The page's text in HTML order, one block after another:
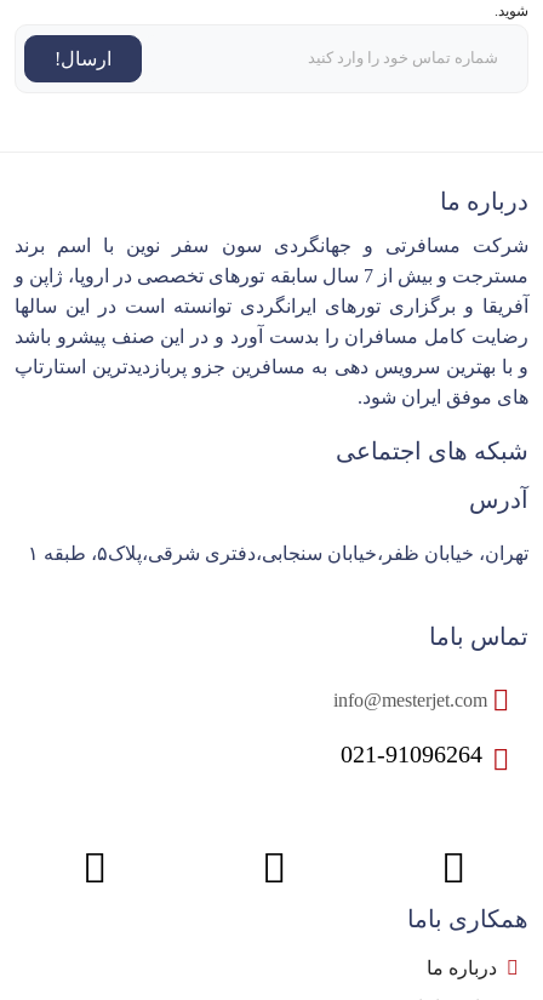
شوید.
ارسال!
درباره ما
شرکت مسافرتی و جهانگردی سون سفر نوین با اسم برند
مسترجت و بیش از 7 سال سابقه تورهای تخصصی در اروپا، ژاپن و
آفریقا و برگزاری تورهای ایرانگردی توانسته است در این سالها
رضایت کامل مسافران را بدست آورد و در این صنف پیشرو باشد
و با بهترین سرویس دهی به مسافرین جزو پربازدیدترین استارتاپ
های موفق ایران شود.
شبکه های اجتماعی
آدرس
تهران، خیابان ظفر،خیابان سنجابی،دفتری شرقی،پلاک۵، طبقه ۱
تماس باما
021-91096264
همکاری باما
درباره ما